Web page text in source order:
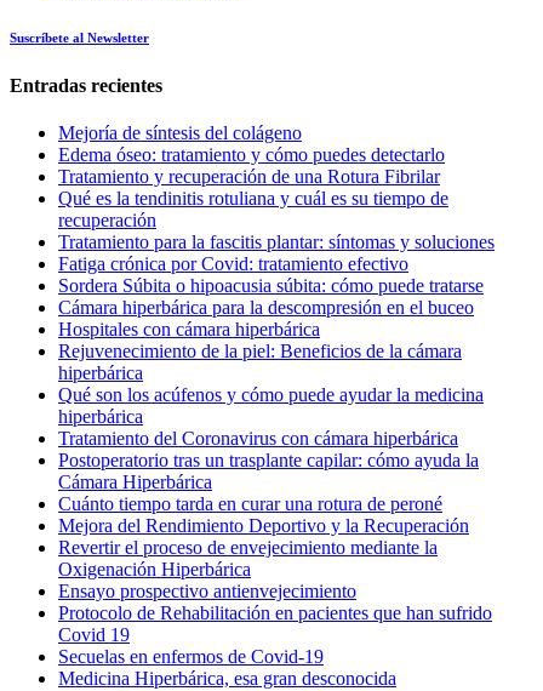
Suscríbete al Newsletter
Entradas recientes
Mejoría de síntesis del colágeno
Edema óseo: tratamiento y cómo puedes detectarlo
Tratamiento y recuperación de una Rotura Fibrilar
Qué es la tendinitis rotuliana y cuál es su tiempo de
recuperación
Tratamiento para la fascitis plantar: síntomas y soluciones
Fatiga crónica por Covid: tratamiento efectivo
Sordera Súbita o hipoacusia súbita: cómo puede tratarse
Cámara hiperbárica para la descompresión en el buceo
Hospitales con cámara hiperbárica
Rejuvenecimiento de la piel: Beneficios de la cámara
hiperbárica
Qué son los acúfenos y cómo puede ayudar la medicina
hiperbárica
Tratamiento del Coronavirus con cámara hiperbárica
Postoperatorio tras un trasplante capilar: cómo ayuda la
Cámara Hiperbárica
Cuánto tiempo tarda en curar una rotura de peroné
Mejora del Rendimiento Deportivo y la Recuperación
Revertir el proceso de envejecimiento mediante la
Oxigenación Hiperbárica
Ensayo prospectivo antienvejecimiento
Protocolo de Rehabilitación en pacientes que han sufrido
Covid 19
Secuelas en enfermos de Covid-19
Medicina Hiperbárica, esa gran desconocida